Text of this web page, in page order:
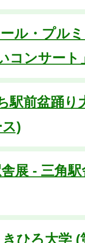
ル・プル
コンサート
駅前盆踊り
)
展 - 三角
きひろ大学